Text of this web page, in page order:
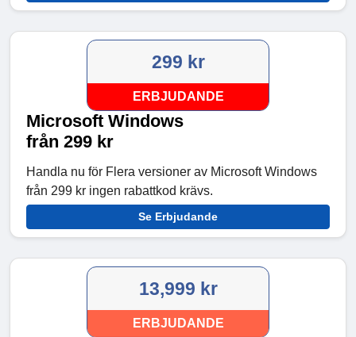
299 kr
ERBJUDANDE
Microsoft Windows
från 299 kr
Handla nu för Flera versioner av Microsoft Windows
från 299 kr ingen rabattkod krävs.
Se Erbjudande
13,999 kr
ERBJUDANDE